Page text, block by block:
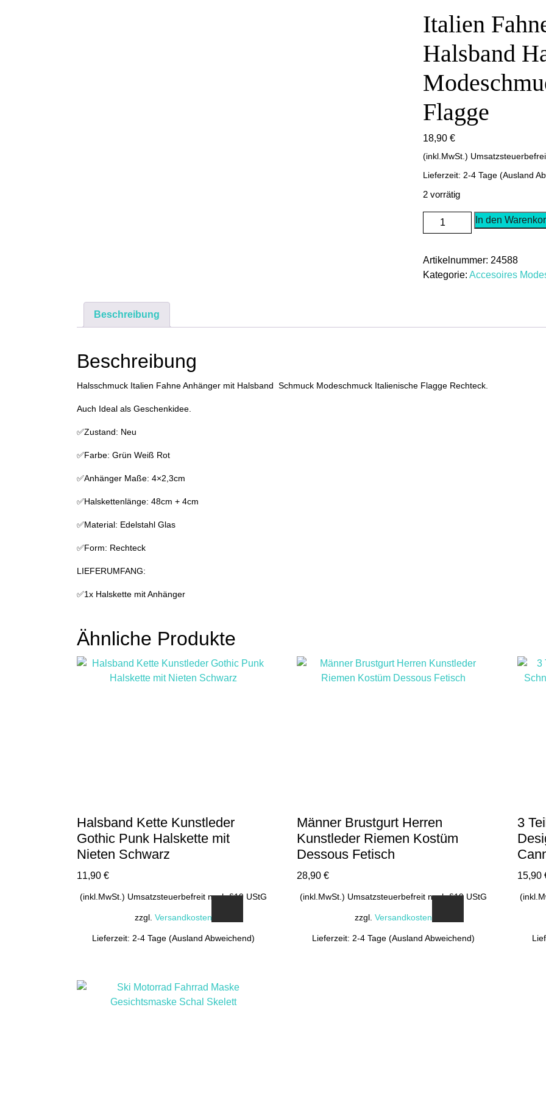
Italien
Halsband
Flagge
18,90 €
(inkl.MwSt.)
Lieferzeit: 2-4 Tage (Ausland
2 vorrätig
Italien
Fahne
mit
Halsband
In den
Artikelnummer: 24588
Kategorie: Accesoires
Beschreibung
Beschreibung
Halsschmuck Italien Fahne Anhänger mit Halsband Schmuck Modeschmuck Italienische Flagge Rechteck.
Auch Ideal als Geschenkidee.
✅Zustand: Neu
✅Farbe: Grün Weiß Rot
✅Anhänger Maße: 4×2,3cm
✅Halskettenlänge: 48cm + 4cm
✅Material: Edelstahl Glas
✅Form: Rechteck
LIEFERUMFANG:
✅1x Halskette mit Anhänger
Ähnliche Produkte
Halsband Kette Kunstleder
Gothic Punk Halskette mit
Nieten Schwarz
11,90 €
(inkl.MwSt.) Umsatzsteuerbefreit nach §19 UStG
zzgl. Versandkosten
Lieferzeit: 2-4 Tage (Ausland Abweichend)
Männer Brustgurt Herren
Kunstleder Riemen Kostüm
Dessous Fetisch
28,90€
(inkl.MwSt.) Umsatzsteuerbefreit nach §19 UStG
zzgl. Versandkosten
Lieferzeit: 2-4 Tage (Ausland Abweichend)
3
15,90